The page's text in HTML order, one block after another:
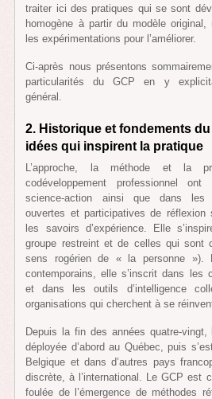
traiter ici des pratiques qui se sont
homogène à partir du modèle original,
les expérimentations pour l’améliorer.
Ci-après nous présentons
particularités du GCP en y
général.
2. Historique et fondements
idées qui inspirent la pratique
L’approche, la méthode et la
codéveloppement professionnel
science-action ainsi que dans les
ouvertes et participatives de réflexion
les savoirs d’expérience. Elle
groupe restreint et de celles qui sont
sens rogérien de « la personne »).
contemporains, elle s’inscrit dans les
et dans les outils d’intelligence
organisations qui cherchent à se
Depuis la fin des années quatre-vingt,
déployée d’abord au Québec, puis
Belgique et dans d’autres pays
discrète, à l’international. Le GCP est
foulée de l’émergence de méthodes